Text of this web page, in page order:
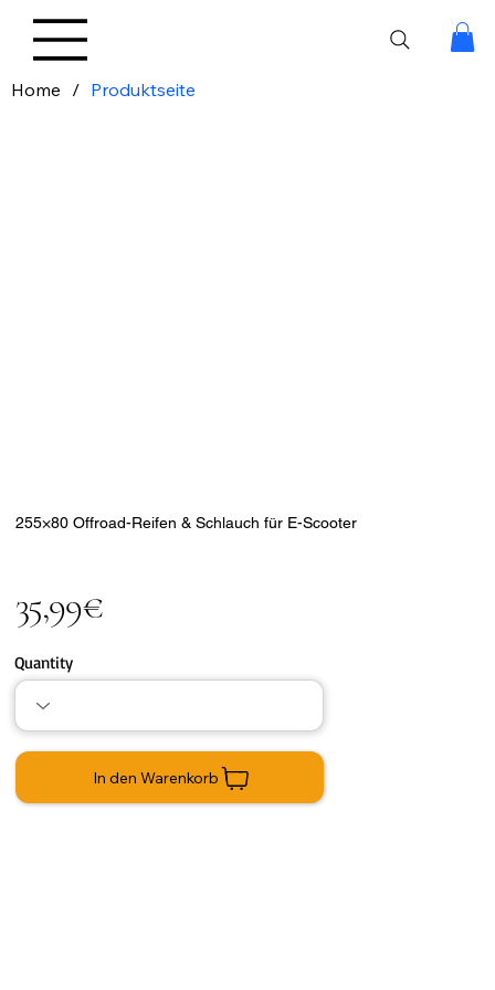
Home / Produktseite
255×80 Offroad-Reifen & Schlauch für E-Scooter
35,99€
Quantity
In den Warenkorb